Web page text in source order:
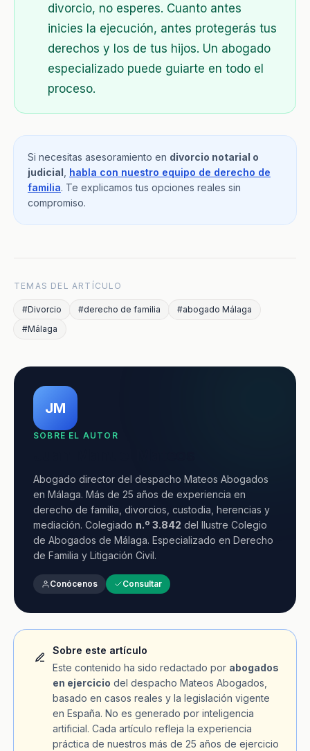
divorcio, no esperes. Cuanto antes
inicies la ejecución, antes protegerás tus
derechos y los de tus hijos. Un abogado
especializado puede guiarte en todo el
proceso.
Si necesitas asesoramiento en divorcio notarial o
judicial habla con nuestro equipo de derecho de
familia. Te explicamos tus opciones reales sin
compromiso.
TEMAS DEL ARTÍCULO
#Divorcio #derecho de familia
#abogado Málaga
#Málaga
JM
SOBRE EL AUTOR
Abogado director del despacho Mateos Abogados
en Málaga. Más de 25 años de experiencia en
derecho de familia, divorcios, custodia, herencias y
mediación. Colegiado n.º 3.842 del Ilustre Colegio
de Abogados de Málaga. Especializado en Derecho
de Familia y Litigación Civil.
Conócenos Consultar
Sobre este artículo
Este contenido ha sido redactado por abogados
en ejercicio del despacho Mateos Abogados,
basado en casos reales y la legislación vigente
en España. No es generado por inteligencia
artificial. Cada artículo refleja la experiencia
práctica de nuestros más de 25 años de ejercicio